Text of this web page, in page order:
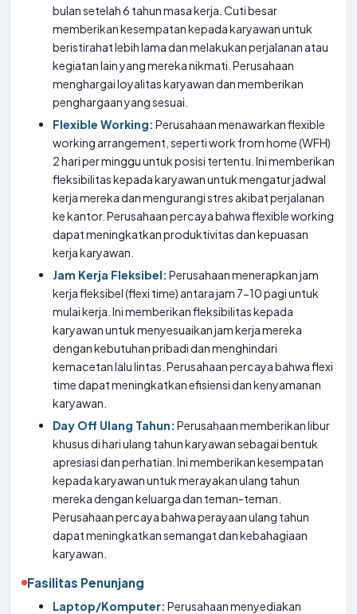
bulan setelah 6 tahun masa kerja. Cuti besar
memberikan kesempatan kepada karyawan untuk
beristirahat lebih lama dan melakukan perjalanan atau
kegiatan lain yang mereka nikmati. Perusahaan
menghargai loyalitas karyawan dan memberikan
penghargaan yang sesuai.
Flexible Working: Perusahaan menawarkan flexible
working arrangement, seperti work from home (WFH)
2 hari per minggu untuk posisi tertentu. Ini memberikan
fleksibilitas kepada karyawan untuk mengatur jadwal
kerja mereka dan mengurangi stres akibat perjalanan
ke kantor. Perusahaan percaya bahwa flexible working
dapat meningkatkan produktivitas dan kepuasan
kerja karyawan.
Jam Kerja Fleksibel: Perusahaan menerapkan jam
kerja fleksibel (flexi time) antara jam 7-10 pagi untuk
mulai kerja. Ini memberikan fleksibilitas kepada
karyawan untuk menyesuaikan jam kerja mereka
dengan kebutuhan pribadi dan menghindari
kemacetan lalu lintas. Perusahaan percaya bahwa flexi
time dapat meningkatkan efisiensi dan kenyamanan
karyawan.
Day Off Ulang Tahun: Perusahaan memberikan libur
khusus di hari ulang tahun karyawan sebagai bentuk
apresiasi dan perhatian. Ini memberikan kesempatan
kepada karyawan untuk merayakan ulang tahun
mereka dengan keluarga dan teman-teman.
Perusahaan percaya bahwa perayaan ulang tahun
dapat meningkatkan semangat dan kebahagiaan
karyawan.
Fasilitas Penunjang
Laptop/Komputer: Perusahaan menyediakan